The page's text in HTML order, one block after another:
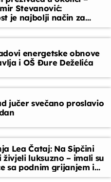
na radiju
Stevanović:
je najbolji način za
ulaska bolesti
energetske obnove
i OŠ Đure Deželića
jučer svečano proslavio
Lea Čataj: Na Sipčini
živjeli luksuzno – imali su
sa podnim grijanjem i